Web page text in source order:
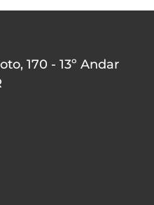
170 - 13º Andar